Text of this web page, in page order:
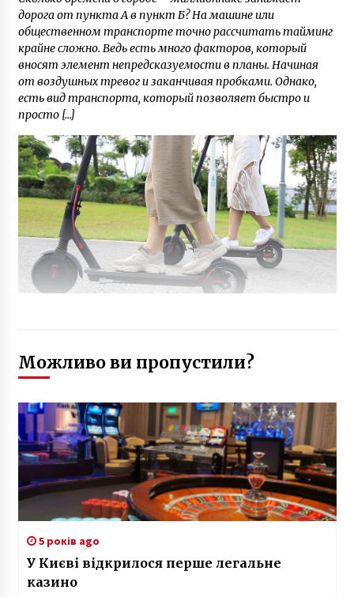
дорога от пункта А в пункт Б? На машине или
общественном транспорте точно рассчитать тайминг
крайне сложно. Ведь есть много факторов, который
вносят элемент непредсказуемости в планы. Начиная
от воздушных тревог и заканчивая пробками. Однако,
есть вид транспорта, который позволяет быстро и
просто […]
Можливо ви пропустили?
5 років ago
У Києві відкрилося перше легальне
казино